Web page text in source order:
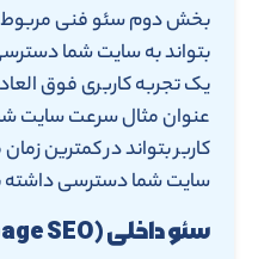
بخش دوم سئو فنی مربوط
بتواند به سایت شما
یک تجربه کاربری فوق
عنوان مثال سرعت سایت
کاربر بتواند در کمترین
سایت شما دسترسی داشته
سئو داخلی (On-page SEO):